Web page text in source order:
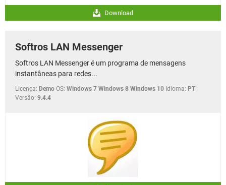
Download
Softros LAN Messenger
Softros LAN Messenger é um programa de mensagens
instantâneas para redes...
Licença: Demo OS: Windows 7 Windows 8 Windows 10 Idioma: PT
Versão: 9.4.4